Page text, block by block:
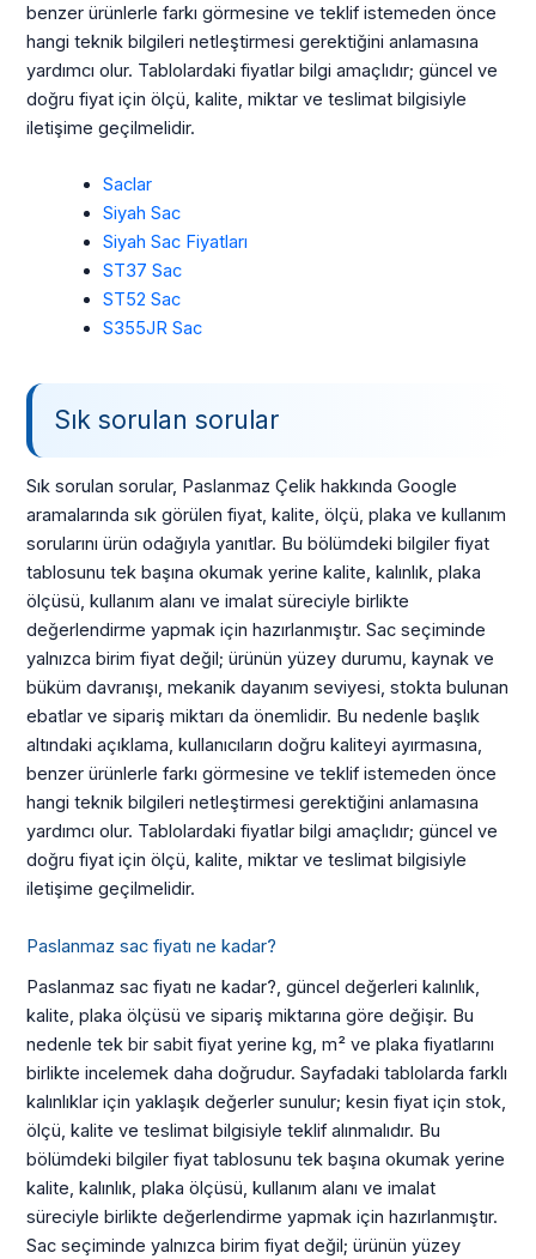
benzer ürünlerle farkı görmesine ve teklif istemeden önce
hangi teknik bilgileri netleştirmesi gerektiğini anlamasına
yardımcı olur. Tablolardaki fiyatlar bilgi amaçlıdır; güncel ve
doğru fiyat için ölçü, kalite, miktar ve teslimat bilgisiyle
iletişime geçilmelidir.
Saclar
Siyah Sac
Siyah Sac Fiyatları
ST37 Sac
ST52 Sac
S355JR Sac
Sık sorulan sorular
Sık sorulan sorular, Paslanmaz Çelik hakkında Google
aramalarında sık görülen fiyat, kalite, ölçü, plaka ve kullanım
sorularını ürün odağıyla yanıtlar. Bu bölümdeki bilgiler fiyat
tablosunu tek başına okumak yerine kalite, kalınlık, plaka
ölçüsü, kullanım alanı ve imalat süreciyle birlikte
değerlendirme yapmak için hazırlanmıştır. Sac seçiminde
yalnızca birim fiyat değil; ürünün yüzey durumu, kaynak ve
büküm davranışı, mekanik dayanım seviyesi, stokta bulunan
ebatlar ve sipariş miktarı da önemlidir. Bu nedenle başlık
altındaki açıklama, kullanıcıların doğru kaliteyi ayırmasına,
benzer ürünlerle farkı görmesine ve teklif istemeden önce
hangi teknik bilgileri netleştirmesi gerektiğini anlamasına
yardımcı olur. Tablolardaki fiyatlar bilgi amaçlıdır; güncel ve
doğru fiyat için ölçü, kalite, miktar ve teslimat bilgisiyle
iletişime geçilmelidir.
Paslanmaz sac fiyatı ne kadar?
Paslanmaz sac fiyatı ne kadar?, güncel değerleri kalınlık,
kalite, plaka ölçüsü ve sipariş miktarına göre değişir. Bu
nedenle tek bir sabit fiyat yerine kg, m² ve plaka fiyatlarını
birlikte incelemek daha doğrudur. Sayfadaki tablolarda farklı
kalınlıklar için yaklaşık değerler sunulur; kesin fiyat için stok,
ölçü, kalite ve teslimat bilgisiyle teklif alınmalıdır. Bu
bölümdeki bilgiler fiyat tablosunu tek başına okumak yerine
kalite, kalınlık, plaka ölçüsü, kullanım alanı ve imalat
süreciyle birlikte değerlendirme yapmak için hazırlanmıştır.
Sac seçiminde yalnızca birim fiyat değil; ürünün yüzey